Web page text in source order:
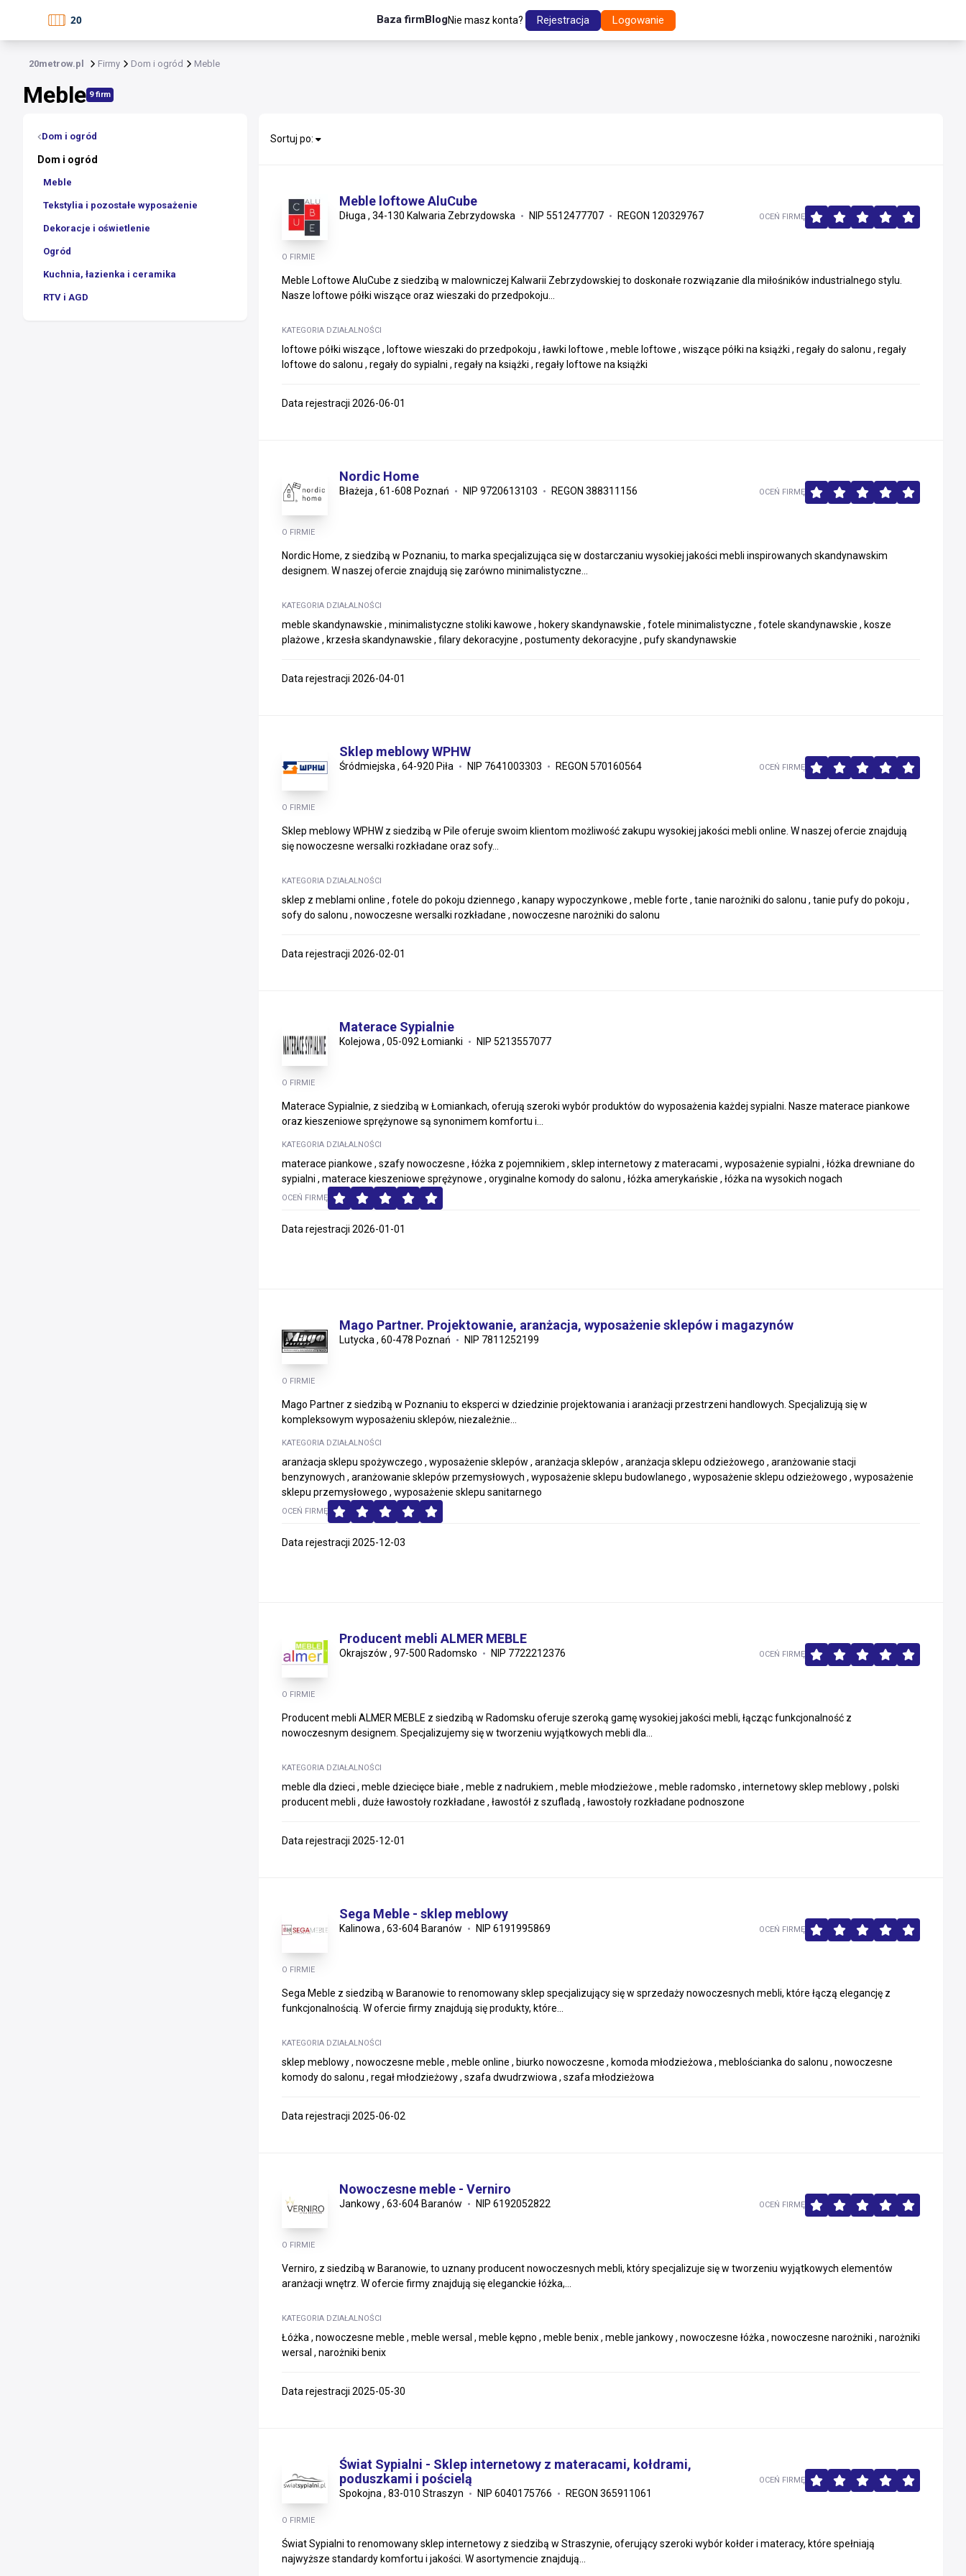
Baza firmBlogNie masz konta? Rejestracja Logowanie
20metrow.pl Firmy Dom i ogród Meble
Meble 9 firm
Dom i ogród
Dom i ogród
Meble
Tekstylia i pozostałe wyposażenie
Dekoracje i oświetlenie
Ogród
Kuchnia, łazienka i ceramika
RTV i AGD
Sortuj po:
Meble loftowe AluCube
Długa , 34-130 Kalwaria Zebrzydowska NIP 5512477707 REGON 120329767
O FIRMIE
Meble Loftowe AluCube z siedzibą w malowniczej Kalwarii Zebrzydowskiej to doskonałe rozwiązanie dla miłośników industrialnego stylu.
Nasze loftowe półki wiszące oraz wieszaki do przedpokoju...
KATEGORIA DZIAŁALNOŚCI
loftowe półki wiszące , loftowe wieszaki do przedpokoju , ławki loftowe , meble loftowe , wiszące półki na książki , regały do salonu , regały
loftowe do salonu , regały do sypialni , regały na książki , regały loftowe na książki
OCEŃ FIRMĘ
Data rejestracji 2026-06-01
Nordic Home
Błażeja , 61-608 Poznań NIP 9720613103 REGON 388311156
O FIRMIE
Nordic Home, z siedzibą w Poznaniu, to marka specjalizująca się w dostarczaniu wysokiej jakości mebli inspirowanych skandynawskim
designem. W naszej ofercie znajdują się zarówno minimalistyczne...
KATEGORIA DZIAŁALNOŚCI
meble skandynawskie , minimalistyczne stoliki kawowe , hokery skandynawskie , fotele minimalistyczne , fotele skandynawskie , kosze
plażowe , krzesła skandynawskie , filary dekoracyjne , postumenty dekoracyjne , pufy skandynawskie
OCEŃ FIRMĘ
Data rejestracji 2026-04-01
Sklep meblowy WPHW
Śródmiejska , 64-920 Piła NIP 7641003303 REGON 570160564
O FIRMIE
Sklep meblowy WPHW z siedzibą w Pile oferuje swoim klientom możliwość zakupu wysokiej jakości mebli online. W naszej ofercie znajdują
się nowoczesne wersalki rozkładane oraz sofy...
KATEGORIA DZIAŁALNOŚCI
sklep z meblami online , fotele do pokoju dziennego , kanapy wypoczynkowe , meble forte , tanie narożniki do salonu , tanie pufy do pokoju ,
sofy do salonu , nowoczesne wersalki rozkładane , nowoczesne narożniki do salonu
OCEŃ FIRMĘ
Data rejestracji 2026-02-01
Materace Sypialnie
Kolejowa , 05-092 Łomianki NIP 5213557077
O FIRMIE
Materace Sypialnie, z siedzibą w Łomiankach, oferują szeroki wybór produktów do wyposażenia każdej sypialni. Nasze materace piankowe
oraz kieszeniowe sprężynowe są synonimem komfortu i...
KATEGORIA DZIAŁALNOŚCI
materace piankowe , szafy nowoczesne , łóżka z pojemnikiem , sklep internetowy z materacami , wyposażenie sypialni , łóżka drewniane do
sypialni , materace kieszeniowe sprężynowe , oryginalne komody do salonu , łóżka amerykańskie , łóżka na wysokich nogach
OCEŃ FIRMĘ
Data rejestracji 2026-01-01
Mago Partner. Projektowanie, aranżacja, wyposażenie sklepów i magazynów
Lutycka , 60-478 Poznań NIP 7811252199
O FIRMIE
Mago Partner z siedzibą w Poznaniu to eksperci w dziedzinie projektowania i aranżacji przestrzeni handlowych. Specjalizują się w
kompleksowym wyposażeniu sklepów, niezależnie...
KATEGORIA DZIAŁALNOŚCI
aranżacja sklepu spożywczego , wyposażenie sklepów , aranżacja sklepów , aranżacja sklepu odzieżowego , aranżowanie stacji
benzynowych , aranżowanie sklepów przemysłowych , wyposażenie sklepu budowlanego , wyposażenie sklepu odzieżowego , wyposażenie
sklepu przemysłowego , wyposażenie sklepu sanitarnego
OCEŃ FIRMĘ
Data rejestracji 2025-12-03
Producent mebli ALMER MEBLE
Okrajszów , 97-500 Radomsko NIP 7722212376
O FIRMIE
Producent mebli ALMER MEBLE z siedzibą w Radomsku oferuje szeroką gamę wysokiej jakości mebli, łącząc funkcjonalność z
nowoczesnym designem. Specjalizujemy się w tworzeniu wyjątkowych mebli dla...
KATEGORIA DZIAŁALNOŚCI
meble dla dzieci , meble dziecięce białe , meble z nadrukiem , meble młodzieżowe , meble radomsko , internetowy sklep meblowy , polski
producent mebli , duże ławostoły rozkładane , ławostół z szufladą , ławostoły rozkładane podnoszone
OCEŃ FIRMĘ
Data rejestracji 2025-12-01
Sega Meble - sklep meblowy
Kalinowa , 63-604 Baranów NIP 6191995869
O FIRMIE
Sega Meble z siedzibą w Baranowie to renomowany sklep specjalizujący się w sprzedaży nowoczesnych mebli, które łączą elegancję z
funkcjonalnością. W ofercie firmy znajdują się produkty, które...
KATEGORIA DZIAŁALNOŚCI
sklep meblowy , nowoczesne meble , meble online , biurko nowoczesne , komoda młodzieżowa , meblościanka do salonu , nowoczesne
komody do salonu , regał młodzieżowy , szafa dwudrzwiowa , szafa młodzieżowa
OCEŃ FIRMĘ
Data rejestracji 2025-06-02
Nowoczesne meble - Verniro
Jankowy , 63-604 Baranów NIP 6192052822
O FIRMIE
Verniro, z siedzibą w Baranowie, to uznany producent nowoczesnych mebli, który specjalizuje się w tworzeniu wyjątkowych elementów
aranżacji wnętrz. W ofercie firmy znajdują się eleganckie łóżka,...
KATEGORIA DZIAŁALNOŚCI
Łóżka , nowoczesne meble , meble wersal , meble kępno , meble benix , meble jankowy , nowoczesne łóżka , nowoczesne narożniki , narożniki
wersal , narożniki benix
OCEŃ FIRMĘ
Data rejestracji 2025-05-30
Świat Sypialni - Sklep internetowy z materacami, kołdrami,
poduszkami i pościelą
Spokojna , 83-010 Straszyn NIP 6040175766 REGON 365911061
O FIRMIE
Świat Sypialni to renomowany sklep internetowy z siedzibą w Straszynie, oferujący szeroki wybór kołder i materacy, które spełniają
najwyższe standardy komfortu i jakości. W asortymencie znajdują...
OCEŃ FIRMĘ